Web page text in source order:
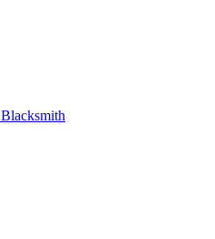
Blacksmith